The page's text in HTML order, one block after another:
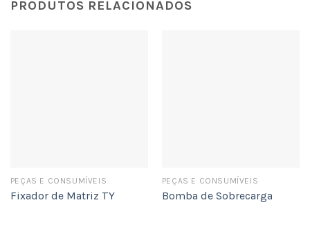
PRODUTOS RELACIONADOS
PEÇAS E CONSUMÍVEIS
Fixador de Matriz TY
PEÇAS E CONSUMÍVEIS
Bomba de Sobrecarga